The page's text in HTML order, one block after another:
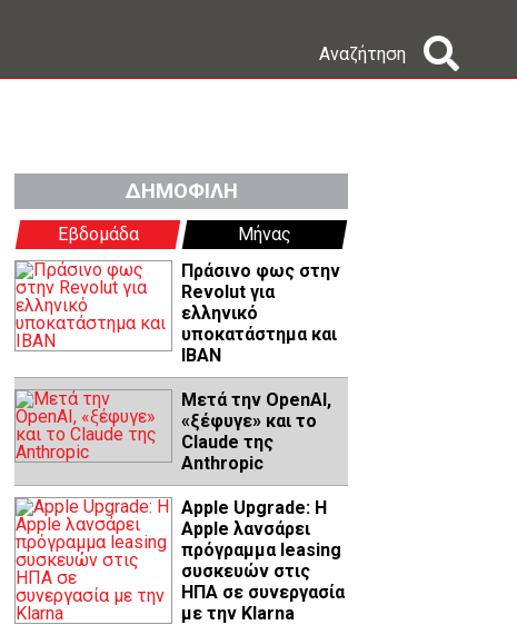
Αναζήτηση
ΔΗΜΟΦΙΛΗ
Εβδομάδα
Μήνας
Πράσινο φως στην
Revolut για
ελληνικό
υποκατάστημα και
IBAN
Μετά την OpenAI,
«ξέφυγε» και το
Claude της
Anthropic
Apple Upgrade: Η
Apple λανσάρει
πρόγραμμα leasing
συσκευών στις
ΗΠΑ σε συνεργασία
με την Klarna